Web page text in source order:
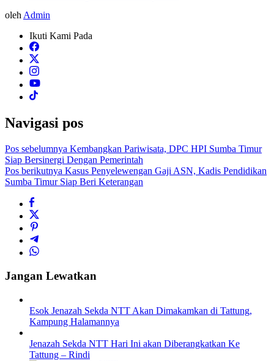
oleh Admin
Ikuti Kami Pada
Navigasi pos
Pos sebelumnya Kembangkan Pariwisata, DPC HPI Sumba Timur
Siap Bersinergi Dengan Pemerintah
Pos berikutnya Kasus Penyelewengan Gaji ASN, Kadis Pendidikan
Sumba Timur Siap Beri Keterangan
Jangan Lewatkan
Esok Jenazah Sekda NTT Akan Dimakamkan di Tattung,
Kampung Halamannya
Jenazah Sekda NTT Hari Ini akan Diberangkatkan Ke
Tattung – Rindi